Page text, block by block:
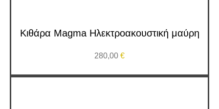
Κιθάρα Μagma Ηλεκτροακουστική μαύρη
280,00 €